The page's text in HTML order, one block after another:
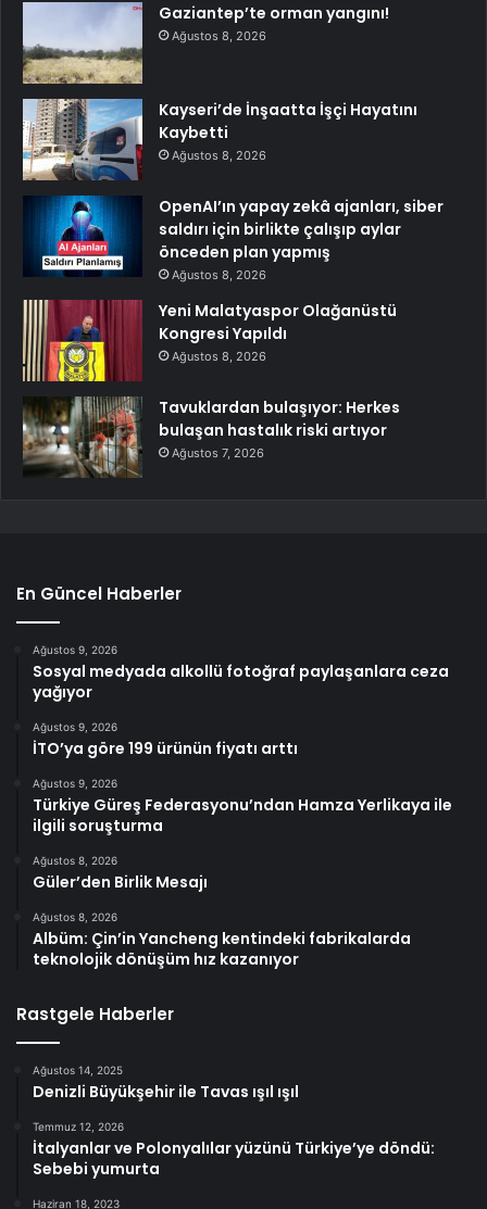
Gaziantep’te orman yangını!
Ağustos 8, 2026
Kayseri’de İnşaatta İşçi Hayatını
Kaybetti
Ağustos 8, 2026
OpenAI’ın yapay zekâ ajanları, siber
saldırı için birlikte çalışıp aylar
önceden plan yapmış
Ağustos 8, 2026
Yeni Malatyaspor Olağanüstü
Kongresi Yapıldı
Ağustos 8, 2026
Tavuklardan bulaşıyor: Herkes
bulaşan hastalık riski artıyor
Ağustos 7, 2026
En Güncel Haberler
Ağustos 9, 2026
Sosyal medyada alkollü fotoğraf paylaşanlara ceza
yağıyor
Ağustos 9, 2026
İTO’ya göre 199 ürünün fiyatı arttı
Ağustos 9, 2026
Türkiye Güreş Federasyonu’ndan Hamza Yerlikaya ile
ilgili soruşturma
Ağustos 8, 2026
Güler’den Birlik Mesajı
Ağustos 8, 2026
Albüm: Çin’in Yancheng kentindeki fabrikalarda
teknolojik dönüşüm hız kazanıyor
Rastgele Haberler
Ağustos 14, 2025
Denizli Büyükşehir ile Tavas ışıl ışıl
Temmuz 12, 2026
İtalyanlar ve Polonyalılar yüzünü Türkiye’ye döndü:
Sebebi yumurta
Haziran 18, 2023